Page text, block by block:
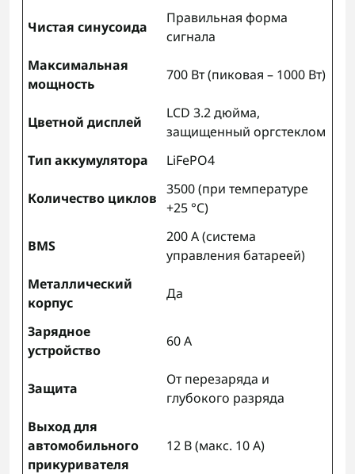
Чистая синусоида
Правильная форма
сигнала
Максимальная
мощность
700 Вт (пиковая – 1000 Вт)
Цветной дисплей
LCD 3.2 дюйма,
защищенный оргстеклом
Тип аккумулятора
LiFePO4
Количество циклов
3500 (при температуре
+25 °C)
BMS
200 А (система
управления батареей)
Металлический
корпус
Да
Зарядное
устройство
60 А
Защита
От перезаряда и
глубокого разряда
Выход для
автомобильного
прикуривателя
12 В (макс. 10 А)